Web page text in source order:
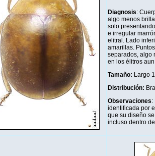
Diagnosis:
algo menos
solo
e irregular
elitral. Lado
amarillas.
separados, algo
en los élitros
Tamaño: Largo
Distribución:
Observaciones:
identificada por
que su diseño
incluso dentro